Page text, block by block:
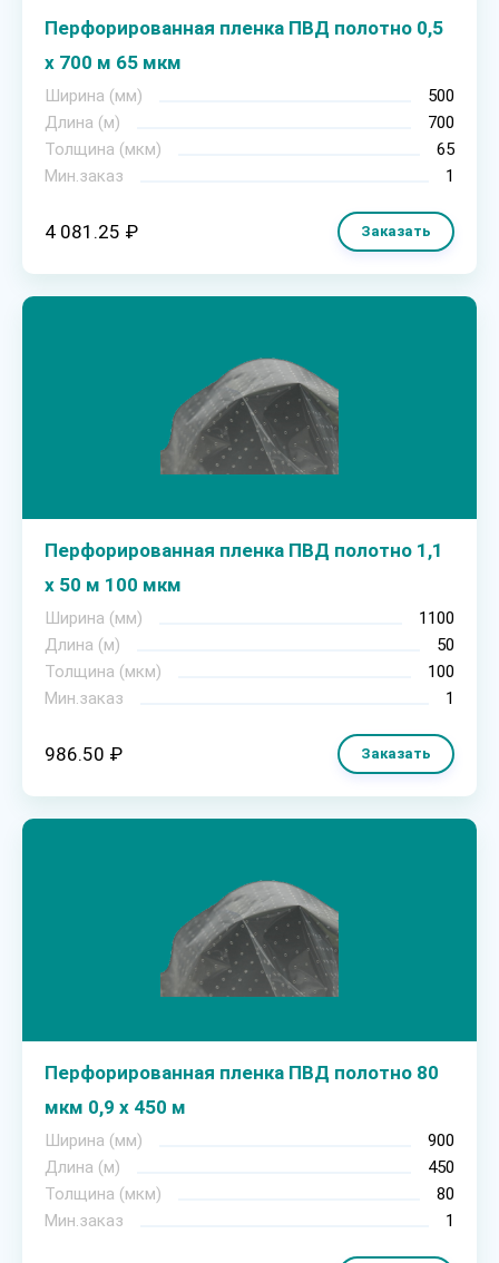
Перфорированная пленка ПВД полотно 0,5
х 700 м 65 мкм
Ширина (мм)
500
Длина (м)
700
Толщина (мкм)
65
Мин.заказ
1
4 081.25 ₽ Заказать
Перфорированная пленка ПВД полотно 1,1
х 50 м 100 мкм
Ширина (мм)
1100
Длина (м)
50
Толщина (мкм)
100
Мин.заказ
1
986.50 ₽ Заказать
Перфорированная пленка ПВД полотно 80
мкм 0,9 х 450 м
Ширина (мм)
900
Длина (м)
450
Толщина (мкм)
80
Мин.заказ
1